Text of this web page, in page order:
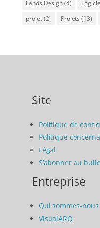
Lands Design(4)
projet(2) Projets (13)
Site
Politique de
Politique
Légal
S’abonner au
Entreprise
Qui sommes-nous
VisualARQ